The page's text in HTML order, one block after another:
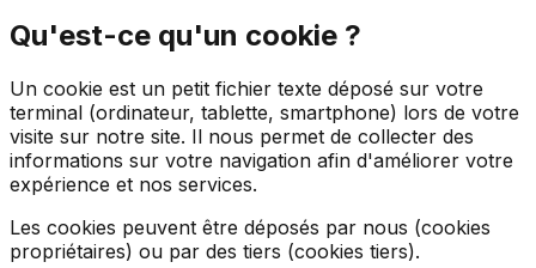
Qu'est-ce qu'un cookie ?
Un cookie est un petit fichier texte déposé sur votre
terminal (ordinateur, tablette, smartphone) lors de votre
visite sur notre site. Il nous permet de collecter des
informations sur votre navigation afin d'améliorer votre
expérience et nos services.
Les cookies peuvent être déposés par nous (cookies
propriétaires) ou par des tiers (cookies tiers).